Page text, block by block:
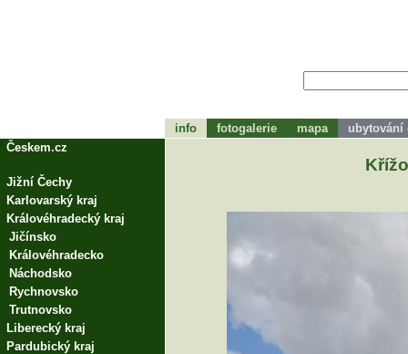
info fotogalerie mapa
ubytování
Českem.cz
Jižní Čechy
Karlovarský kraj
Královéhradecký kraj
Jičínsko
Královéhradecko
Náchodsko
Rychnovsko
Trutnovsko
Liberecký kraj
Pardubický kraj
tohle bude zápátí